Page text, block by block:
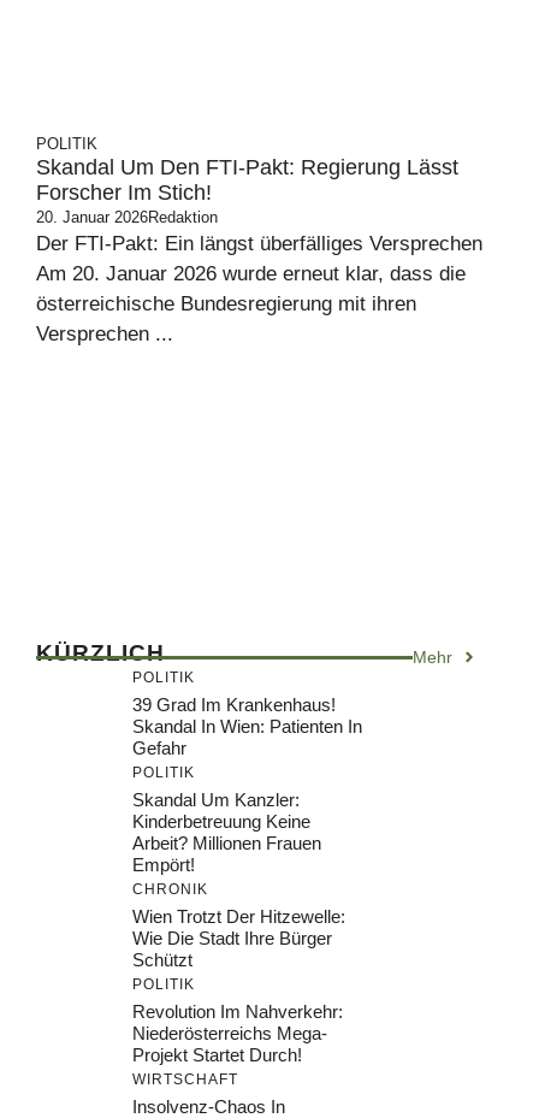
POLITIK
Skandal Um Den FTI-Pakt: Regierung Lässt
Forscher Im Stich!
20. Januar 2026Redaktion
Der FTI-Pakt: Ein längst überfälliges Versprechen
Am 20. Januar 2026 wurde erneut klar, dass die
österreichische Bundesregierung mit ihren
Versprechen ...
KÜRZLICH Mehr
POLITIK
39 Grad Im Krankenhaus!
Skandal In Wien: Patienten In
Gefahr
POLITIK
Skandal Um Kanzler:
Kinderbetreuung Keine
Arbeit? Millionen Frauen
Empört!
CHRONIK
Wien Trotzt Der Hitzewelle:
Wie Die Stadt Ihre Bürger
Schützt
POLITIK
Revolution Im Nahverkehr:
Niederösterreichs Mega-
Projekt Startet Durch!
WIRTSCHAFT
Insolvenz-Chaos In